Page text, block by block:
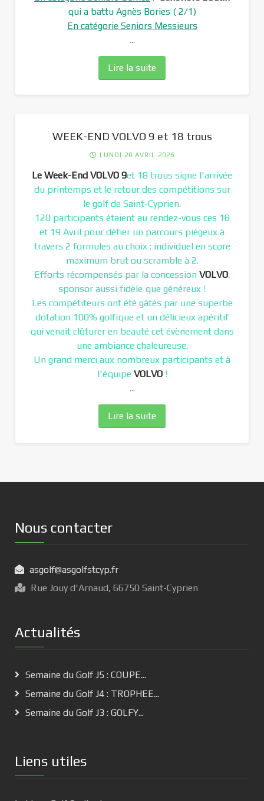
qui a battu Agnès Bories ( 2/1)
En catégorie Seniors Messieurs
...
Lire la suite
WEEK-END VOLVO 9 et 18 trous
LUNDI 20 AVRIL 2026
Le Week-End VOLVO 9et 18 trous signe l'arrivée
du printemps et le retour des compétitions sur
le golf de Saint-Cyprien.
120 participants étaient au rendez-vous ces 18
et 19 Avril pour défier un parcours piégeux à
travers 2 formules au choix : individuel en score
maximum brut ou scramble à 2.
Efforts récompensés par la concession VOLVO,
sponsor aussi fidèle que généreux !
Les compétiteurs ont été gâtés par une superbe
dotation 100% golfique et un délicieux apéritif
qui venait clôturer en beauté cet évènement dans
une ambiance chaleureuse.
Un grand merci aux nombreux participants et à
l'équipe VOLVO!
...
Lire la suite
Nous contacter
asgolf@asgolfstcyp.fr
Rue Jouy d'Arnaud, 66750 Saint-Cyprien
Actualités
Semaine du Golf J5 : COUPE...
Semaine du Golf J4 : TROPHEE...
Semaine du Golf J3 : GOLFY...
Liens utiles